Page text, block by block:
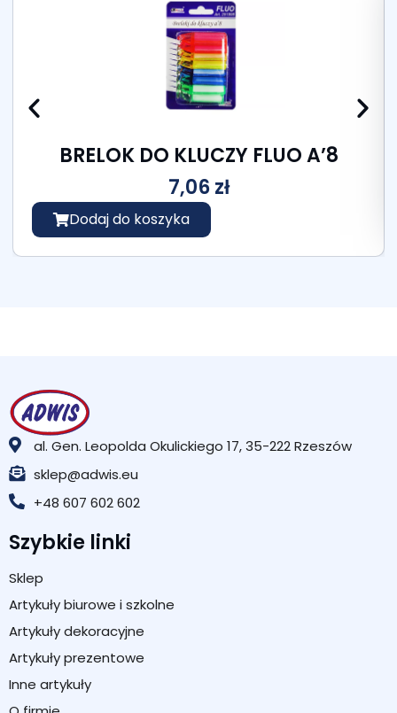
BRELOK DO KLUCZY FLUO A’8
7,06zł
Dodaj do koszyka
al. Gen. Leopolda Okulickiego 17, 35-222 Rzeszów
sklep@adwis.eu
+48 607 602 602
Szybkie linki
Sklep
Artykuły biurowe i szkolne
Artykuły dekoracyjne
Artykuły prezentowe
Inne artykuły